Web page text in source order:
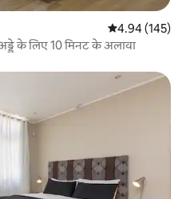
औसत रेटिंग 5 में से
4.94 (145)
के लिए 10 मिनट के अलावा